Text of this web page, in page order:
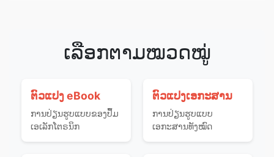
ເລືອກຕາມໝວດໝູ່
ຕົວແປງ eBook
ການ​ປ່ຽນ​ຮູບແບບ​ຂອງ​ປຶ້ມ​
ເອເລັກໂຕຣນິກ
ຕົວແປງເອກະສານ
ການ​ປ່ຽນ​ຮູບແບບ​
ເອກະສານ​ທັງ​ໝົດ